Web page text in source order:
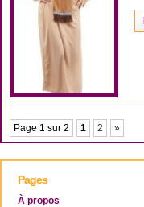
Page 1 sur 2 1 2 »
Pages
À propos